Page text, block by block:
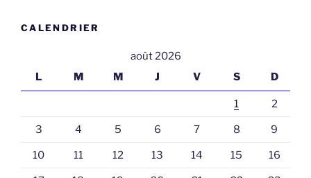
CALENDRIER
août 2026
L
M M J V S D
1 2
3 4 5 6 7 8 9
10 11 12 13 14 15 16